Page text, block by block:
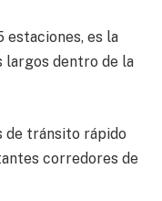
estaciones, es la
largos dentro de la
de tránsito rápido
corredores de